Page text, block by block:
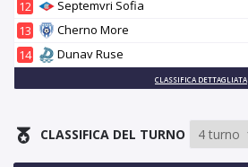
12
Septemvri Sofia
13
Cherno More
14
Dunav Ruse
CLASSIFICA DETTAGLIATA
CLASSIFICA DEL TURNO